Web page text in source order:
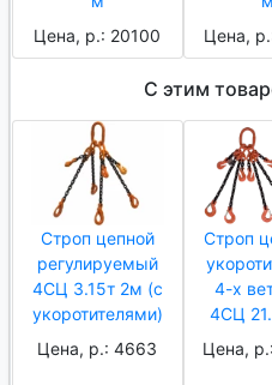
Цена, р.: 20100
Цена,
С этим
Строп цепной
регулируемый
4СЦ 3.15т 2м (с
укоротителями)
Цена, р.: 4663
Строп
4-х
4СЦ
Цена,